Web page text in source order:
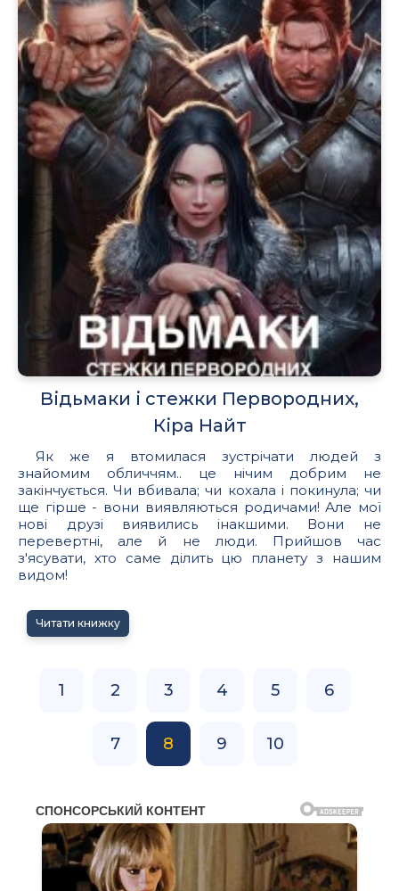
Відьмаки і стежки Первородних,
Кіра Найт
Як же я втомилася зустрічати людей з
знайомим обличчям.. це нічим добрим не
закінчується. Чи вбивала; чи кохала і покинула; чи
ще гірше - вони виявляються родичами! Але мої
нові друзі виявились інакшими. Вони не
перевертні, але й не люди. Прийшов час
з'ясувати, хто саме ділить цю планету з нашим
видом!
Читати книжку
1 2 3 4 5 6
7 8 9 10